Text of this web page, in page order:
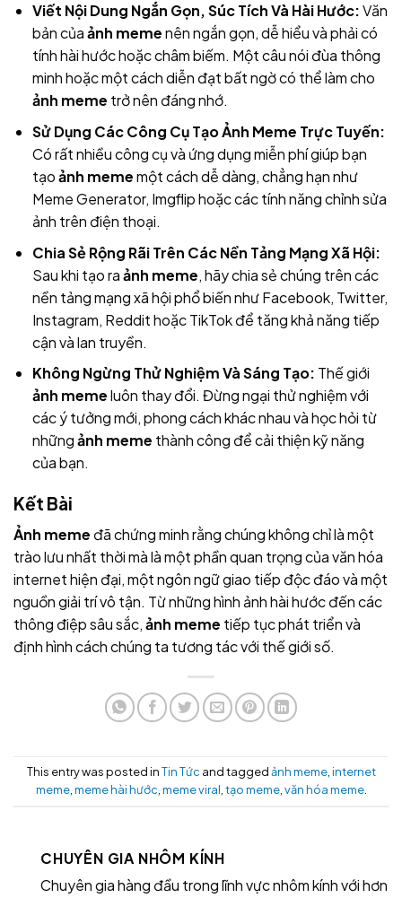
Viết Nội Dung Ngắn Gọn, Súc Tích Và Hài Hước:Văn
bản củaảnh memenên ngắn gọn, dễ hiểu và phải có
tính hài hước hoặc châm biếm. Một câu nói đùa thông
minh hoặc một cách diễn đạt bất ngờ có thể làm cho
ảnh meme trở nên đáng nhớ.
Sử Dụng Các Công Cụ Tạo Ảnh Meme Trực Tuyến:
Có rất nhiều công cụ và ứng dụng miễn phí giúp bạn
tạoảnh mememột cách dễ dàng, chẳng hạn như
Meme Generator, Imgflip hoặc các tính năng chỉnh sửa
ảnh trên điện thoại.
Chia Sẻ Rộng Rãi Trên Các Nền Tảng Mạng Xã Hội:
Sau khi tạo raảnh meme, hãy chia sẻ chúng trên các
nền tảng mạng xã hội phổ biến như Facebook, Twitter,
Instagram, Reddit hoặc TikTok để tăng khả năng tiếp
cận và lan truyền.
Không Ngừng Thử Nghiệm Và Sáng Tạo: Thế giới
ảnh memeluôn thay đổi. Đừng ngại thử nghiệm với
các ý tưởng mới, phong cách khác nhau và học hỏi từ
nhữngảnh meme thành công để cải thiện kỹ năng
của bạn.
Kết Bài
Ảnh meme đã chứng minh rằng chúng không chỉ là một
trào lưu nhất thời mà là một phần quan trọng của văn hóa
internet hiện đại, một ngôn ngữ giao tiếp độc đáo và một
nguồn giải trí vô tận. Từ những hình ảnh hài hước đến các
thông điệp sâu sắc,ảnh meme tiếp tục phát triển và
định hình cách chúng ta tương tác với thế giới số.
This entry was posted inTin Tức and taggedảnh meme, internet
meme, meme hài hước meme viral tạo meme, văn hóa meme.
CHUYÊN GIA NHÔM KÍNH
Chuyên gia hàng đầu trong lĩnh vực nhôm kính với hơn